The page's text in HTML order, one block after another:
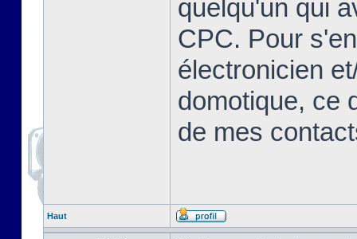
quelqu'un qui
CPC. Pour
électronicien
domotique, ce
de mes
Haut